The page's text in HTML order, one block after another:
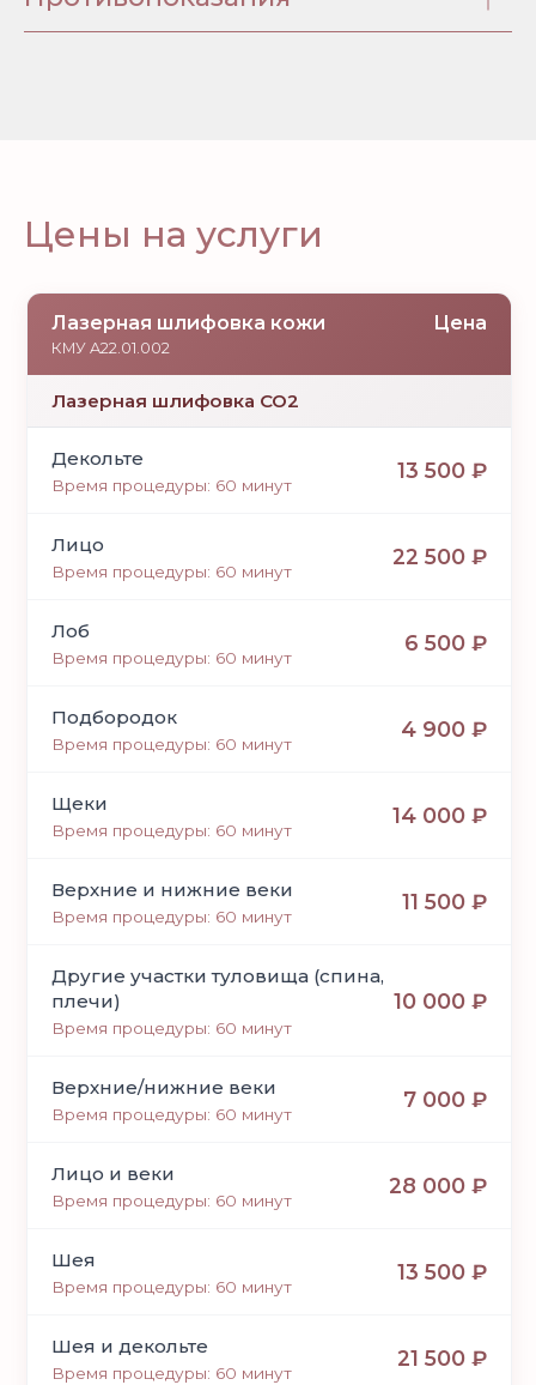
Цены на услуги
Лазерная шлифовка кожи
КМУ A22.01.002
Цена
Лазерная шлифовка СО2
Декольте
Время процедуры: 60 минут
13 500 ₽
Лицо
Время процедуры: 60 минут
22 500 ₽
Лоб
Время процедуры: 60 минут
6 500 ₽
Подбородок
Время процедуры: 60 минут
4 900 ₽
Щеки
Время процедуры: 60 минут
14 000 ₽
Верхние и нижние веки
Время процедуры: 60 минут
11 500 ₽
Другие участки туловища (спина,
плечи)
Время процедуры: 60 минут
10 000 ₽
Верхние/нижние веки
Время процедуры: 60 минут
7 000 ₽
Лицо и веки
Время процедуры: 60 минут
28 000 ₽
Шея
Время процедуры: 60 минут
13 500 ₽
Шея и декольте
Время процедуры: 60 минут
21 500 ₽